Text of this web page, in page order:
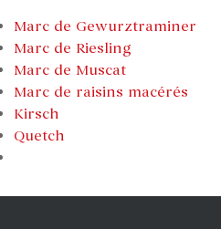
Marc de Gewurztraminer
Marc de Riesling
Marc de Muscat
Marc de raisins macérés
Kirsch
Quetch